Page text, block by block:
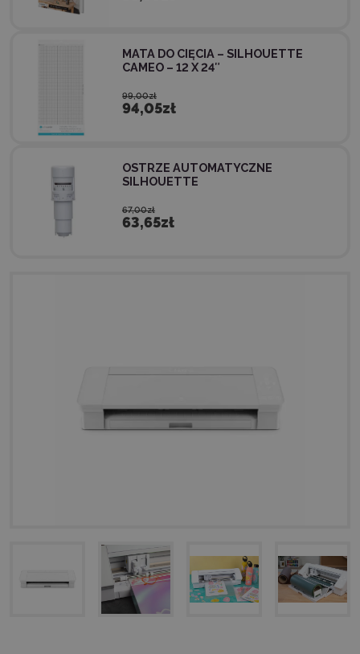
MATA DO CIĘCIA – SILHOUETTE
CAMEO – 12 X 24″
99,00zł
94,05zł
OSTRZE AUTOMATYCZNE
SILHOUETTE
67,00zł
63,65zł